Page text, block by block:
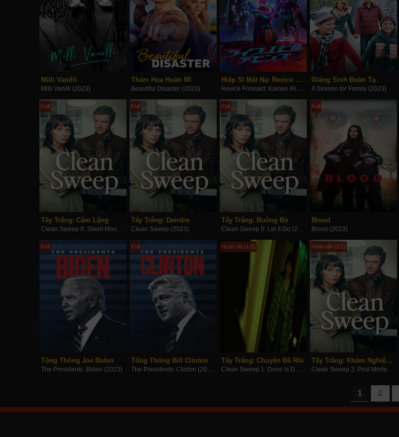
Milli Vanilli
Milli Vanilli (2023)
Thảm Họa Hoàn Mĩ
Beautiful Disaster (2023)
Hiệp Sĩ Mặt Nạ: Revice Hậu Truyện
Revice Forward: Kamen Rider Live & Evil & Demons (2023)
Giáng Sinh Đoàn Tụ
A Season for Family (2023)
Full
Tẩy Trắng: Câm Lặng
Clean Sweep 6: Silent Mouth (2023)
Full
Tẩy Trắng: Deirdre
Clean Sweep (2023)
Full
Tẩy Trắng: Buông Bỏ
Clean Sweep 5: Let It Go (2023)
Full
Blood
Blood (2023)
Full
Tổng Thống Joe Biden
The Presidents: Biden (2023)
Full
Tổng Thống Bill Clinton
The Presidents: Clinton (2023)
Hoàn tất (1/1)
Tẩy Trắng: Chuyện Đã Rồi
Clean Sweep 1: Done Is Done (2023)
Hoàn tất (1/1)
Tẩy Trắng: Khám Nghiệm Tử Thi
Clean Sweep 2: Post Mortem (2023)
1 2